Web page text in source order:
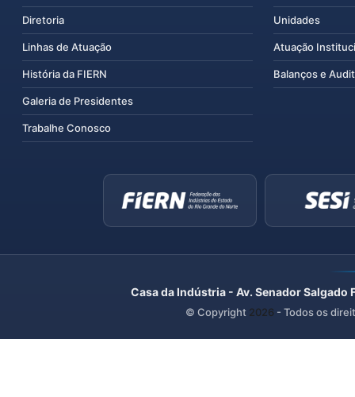
Diretoria
Linhas de Atuação
História da FIERN
Galeria de Presidentes
Trabalhe Conosco
Unidades
Atuação
Balanços e
Casa da Indústria - Av. Senador
© Copyright 2026 - Todos os